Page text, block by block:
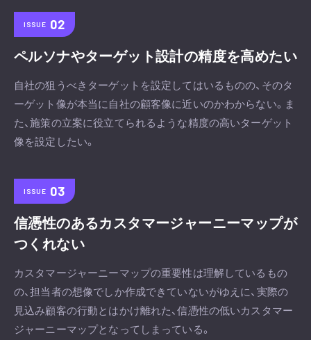
ISSUE
ペルソナやターゲット設計の精度を高めたい
自社の狙うべきターゲットを設定してはいるものの、そのタ
ーゲット像が本当に自社の顧客像に近いのかわからない。ま
た、施策の立案に役立てられるような精度の高いターゲット
像を設定したい。
ISSUE
信憑性のあるカスタマージャーニーマップが
つくれない
カスタマージャーニーマップの重要性は理解しているもの
の、担当者の想像でしか作成できていないがゆえに、実際の
見込み顧客の行動とはかけ離れた、信憑性の低いカスタマー
ジャーニーマップとなってしまっている。